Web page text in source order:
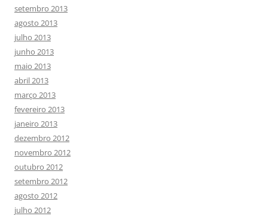
setembro 2013
agosto 2013
julho 2013
junho 2013
maio 2013
abril 2013
março 2013
fevereiro 2013
janeiro 2013
dezembro 2012
novembro 2012
outubro 2012
setembro 2012
agosto 2012
julho 2012